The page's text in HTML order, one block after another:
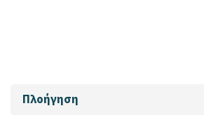
Μπλοκ
Παράλειψη Πλοήγηση
Πλοήγηση